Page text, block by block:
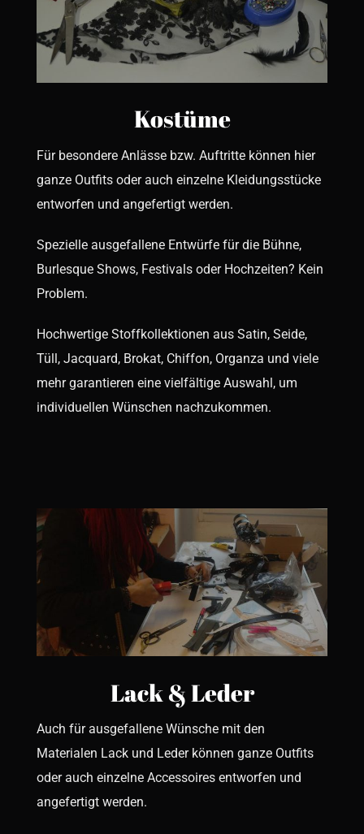
Kostüme
Für besondere Anlässe bzw. Auftritte können hier
ganze Outfits oder auch einzelne Kleidungsstücke
entworfen und angefertigt werden.
Spezielle ausgefallene Entwürfe für die Bühne,
Burlesque Shows, Festivals oder Hochzeiten? Kein
Problem.
Hochwertige Stoffkollektionen aus Satin, Seide,
Tüll, Jacquard, Brokat, Chiffon, Organza und viele
mehr garantieren eine vielfältige Auswahl, um
individuellen Wünschen nachzukommen.
Lack & Leder
Auch für ausgefallene Wünsche mit den
Materialen Lack und Leder können ganze Outfits
oder auch einzelne Accessoires entworfen und
angefertigt werden.